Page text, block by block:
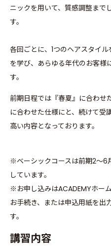
ニックを用いて、質感調整まで
す。
各回ごとに、1つのヘアスタイ
を学び、あらゆる年代のお客様
す。
前期日程では『春夏』に合わせ
に合わせた仕様にと、続けて受
高い内容となっております。
※ベーシックコースは前期2〜6
しています。
※お申し込みはACADEMYホー
お手続き、または申込用紙を出
す。
講習内容